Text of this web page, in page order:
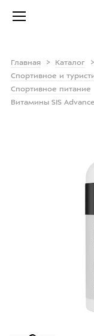
Главная
Каталог
Спортивное и
Спортивное питание
Витамины SIS